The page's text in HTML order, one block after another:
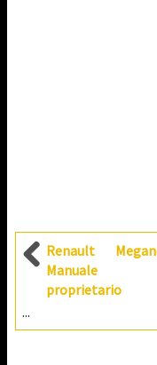
Renault
Manuale
proprietario
...